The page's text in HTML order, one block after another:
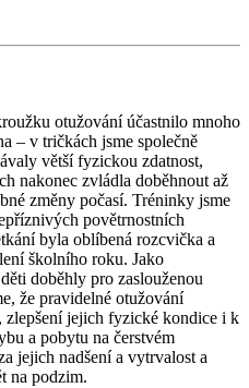
otužování účastnilo mnoho
– v tričkách jsme společně
větší fyzickou zdatnost,
nakonec zvládla doběhnout až
změny počasí. Tréninky jsme
povětrnostních
byla oblíbená rozcvička a
školního roku. Jako
doběhly pro zaslouženou
že pravidelné otužování
zlepšení jejich fyzické kondice i k
a pobytu na čerstvém
jejich nadšení a vytrvalost a
na podzim.